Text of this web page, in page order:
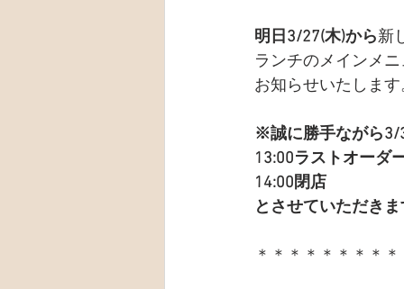
明日3/27(木)から新
ランチのメインメ
お知らせいたします
※誠に勝手ながら3/
13:00ラストオーダ
14:00閉店
とさせていただき
＊＊＊＊＊＊＊＊